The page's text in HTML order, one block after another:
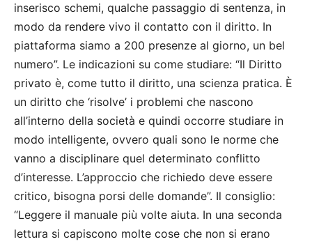
inserisco schemi, qualche passaggio di sentenza, in
modo da rendere vivo il contatto con il diritto. In
piattaforma siamo a 200 presenze al giorno, un bel
numero”. Le indicazioni su come studiare: “Il Diritto
privato è, come tutto il diritto, una scienza pratica. È
un diritto che ‘risolve’ i problemi che nascono
all’interno della società e quindi occorre studiare in
modo intelligente, ovvero quali sono le norme che
vanno a disciplinare quel determinato conflitto
d’interesse. L’approccio che richiedo deve essere
critico, bisogna porsi delle domande”. Il consiglio:
“Leggere il manuale più volte aiuta. In una seconda
lettura si capiscono molte cose che non si erano